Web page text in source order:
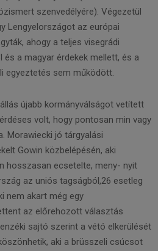
szenvedélyére). Végezetül
Lengyelországot az európai
ahogy a teljes visegrádi
a magyar érdekek mellett, és a
egyeztetés sem működött.
újabb kormányválságot vetített
volt, hogy pontosan min vagy
Morawiecki jó tárgyalási
Gowin közbelépésén, aki
hosszasan ecsetelte, meny- nyit
az uniós tagságból,26 esetleg
nem akart még egy
az előrehozott választás
sajtó szerint a vétó elkerülését
aki a brüsszeli csúcsot